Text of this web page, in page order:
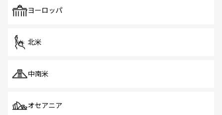
で、ホーカーズは地元の風情を楽しめる外せないスポット
ヨーロッパ
北米
中南米
オセアニア